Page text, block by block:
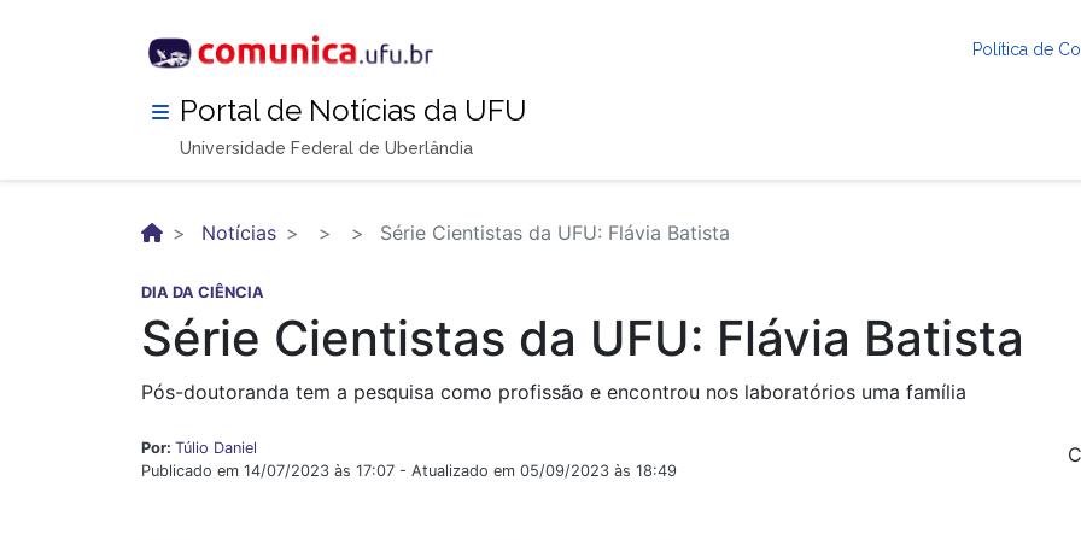
Política de
Portal de Notícias da UFU
Universidade Federal de Uberlândia
Notícias Série Cientistas da UFU: Flávia Batista
DIA DA CIÊNCIA
Série Cientistas da UFU: Flávia Batista
Pós-doutoranda tem a pesquisa como profissão e encontrou nos laboratórios uma família
Por: Túlio Daniel
Publicado em 14/07/2023 às 17:07 - Atualizado em 05/09/2023 às 18:49